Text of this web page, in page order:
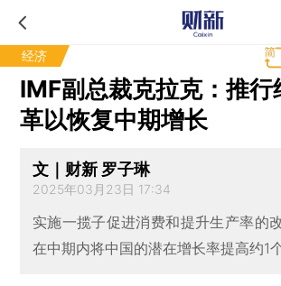
经济
IMF副总裁克拉克：推行
革以恢复中期增长
文｜财新 罗子琳
2025年03月23日 17:34
实施一揽子促进消费和提升生产率的
在中期内将中国的潜在增长率提高约1